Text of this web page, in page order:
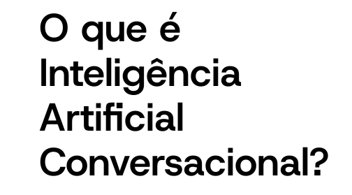
O que é
Inteligência
Artificial
Conversacional?